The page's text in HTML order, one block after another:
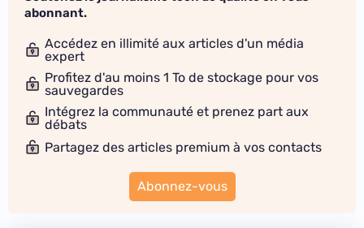
abonnant.
Accédez en illimité aux articles d'un média
expert
Profitez d'au moins 1 To de stockage pour vos
sauvegardes
Intégrez la communauté et prenez part aux
débats
Partagez des articles premium à vos contacts
Abonnez-vous